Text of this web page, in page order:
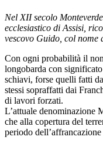
Nel XII secolo
ecclesiastico di Assisi,
vescovo Guido, col nome
Con ogni probabilità il
longobarda con
schiavi, forse quelli fatti
stessi sopraffatti dai
di lavori forzati.
L’attuale denominazione
che alla copertura del
periodo